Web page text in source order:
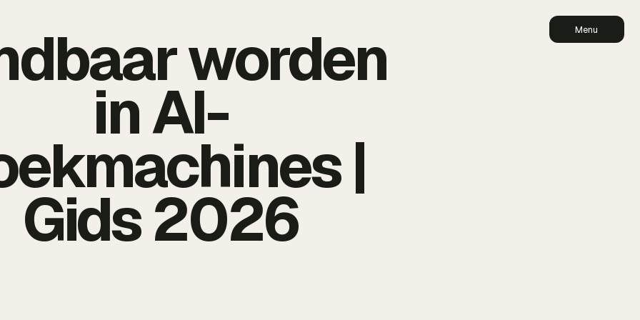
Menu
worden
in AI-
|
Gids 2026